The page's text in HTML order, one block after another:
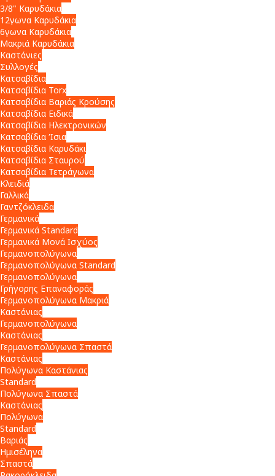
3/8" Καρυδάκια
12γωνα Καρυδάκια
6γωνα Καρυδάκια
Μακριά Καρυδάκια
Καστάνιες
Συλλογές
Κατσαβίδια
Κατσαβίδια Torx
Κατσαβίδια Βαριάς Κρούσης
Κατσαβίδια Ειδικά
Κατσαβίδια Ηλεκτρονικών
Κατσαβίδια Ίσια
Κατσαβίδια Καρυδάκι
Κατσαβίδια Σταυρού
Κατσαβίδια Τετράγωνα
Κλειδιά
Γαλλικά
Γαντζόκλειδα
Γερμανικά
Γερμανικά Standard
Γερμανικά Μονά Ισχύος
Γερμανοπολύγωνα
Γερμανοπολύγωνα Standard
Γερμανοπολύγωνα
Γρήγορης Επαναφοράς
Γερμανοπολύγωνα Μακριά
Καστάνιας
Γερμανοπολύγωνα
Καστάνιας
Γερμανοπολύγωνα Σπαστά
Καστάνιας
Πολύγωνα Καστάνιας
Standard
Πολύγωνα Σπαστά
Καστάνιας
Πολύγωνα
Standard
Βαριάς
Ημισέληνα
Σπαστά